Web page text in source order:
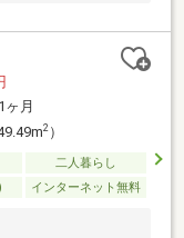
1ヶ月
2）
二人暮らし
インターネット無料